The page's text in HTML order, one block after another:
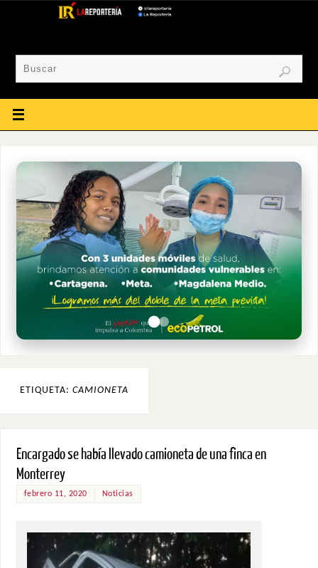
ETIQUETA: CAMIONETA
Encargado se había llevado camioneta de una finca en
Monterrey
febrero 11, 2020 Noticias